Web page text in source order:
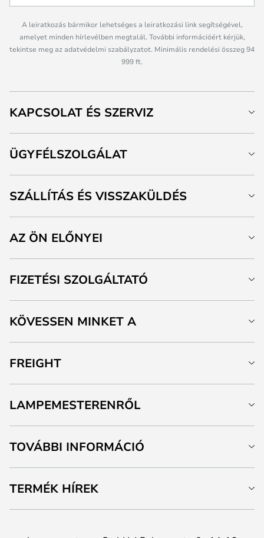
A leiratkozás bármikor lehetséges a leiratkozási link segítségével,
amelyet minden hírlevélben megtalál. További információért kérjük,
tekintse meg az adatvédelmi szabályzatot. Minimális rendelési összeg 94
999 ft.
KAPCSOLAT ÉS SZERVIZ
ÜGYFÉLSZOLGÁLAT
SZÁLLÍTÁS ÉS VISSZAKÜLDÉS
AZ ÖN ELŐNYEI
FIZETÉSI SZOLGÁLTATÓ
KÖVESSEN MINKET A
FREIGHT
LAMPEMESTERENRŐL
TOVÁBBI INFORMÁCIÓ
TERMÉK HÍREK